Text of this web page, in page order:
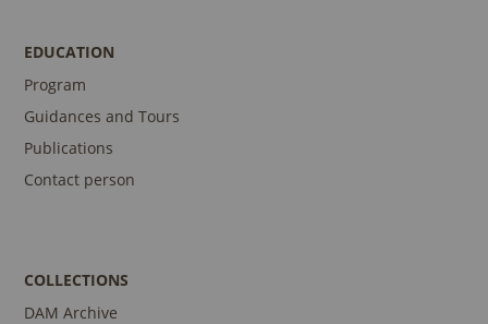
EDUCATION
Program
Guidances and Tours
Publications
Contact person
COLLECTIONS
DAM Archive